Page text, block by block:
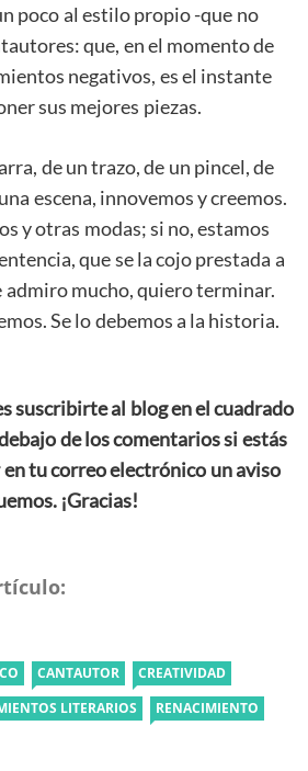
poco al estilo propio -que no
que, en el momento de
negativos, es el instante
sus mejores piezas.
de un trazo, de un pincel, de
escena, innovemos y creemos.
y otras modas; si no, estamos
que se la cojo prestada a
admiro mucho, quiero terminar.
Se lo debemos a la historia.
suscribirte al blog en el cuadrado
de los comentarios si estás
tu correo electrónico un aviso
¡Gracias!
CANTAUTOR
CREATIVIDAD
LITERARIOS
RENACIMIENTO